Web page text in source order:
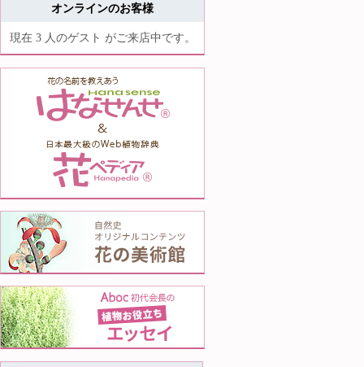
オンラインのお客様
現在 3 人のゲスト がご来店中です。